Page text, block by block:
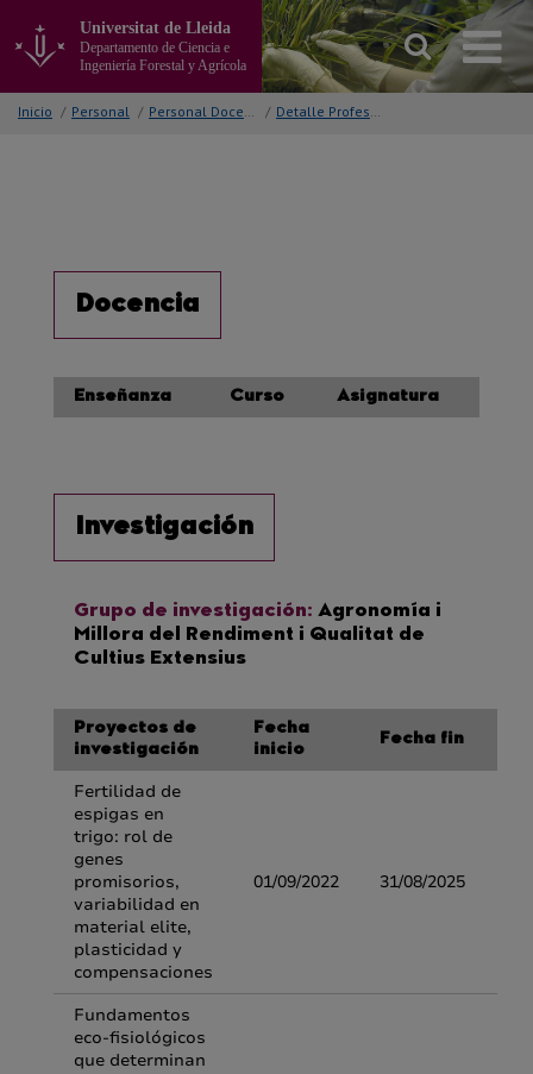
contenido
Universitat de Lleida
Departamento de Ciencia e
Ingeniería Forestal y Agrícola
Inicio / Personal / Personal Docente e Investigador / Detalle Profesor/a